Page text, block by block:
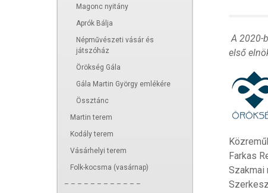
Magonc nyitány
Aprók Bálja
Népművészeti vásár és
játszóház
Örökség Gála
Gála Martin György emlékére
Össztánc
Martin terem
Kodály terem
Vásárhelyi terem
Folk-kocsma (vasárnap)
– – – – – – – – – – – –
A 2020-
első
Farkas
Szakmai